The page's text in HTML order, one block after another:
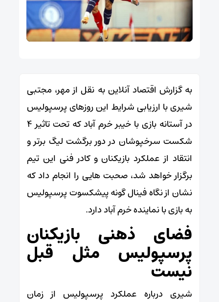
به گزارش اقتصاد آنلاین به نقل از مهر، مجتبی
شیری با ارزیابی شرایط این روزهای پرسپولیس
در آستانه بازی با خیبر خرم آباد که تحت تاثیر ۴
شکست سرخپوشان در دور برگشت لیگ برتر و
انتقاد از عملکرد بازیکنان و کادر فنی این تیم
برگزار خواهد شد، صحبت هایی را انجام داد که
نشان از نگاه فینال گونه پیشکسوت پرسپولیس
به بازی با نماینده خرم آباد دارد.
فضای ذهنی بازیکنان
پرسپولیس مثل قبل
نیست
شیری درباره عملکرد پرسپولیس از زمان